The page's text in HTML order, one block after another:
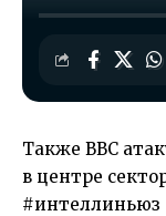
Также ВВС
в центре
#интеллиньюз